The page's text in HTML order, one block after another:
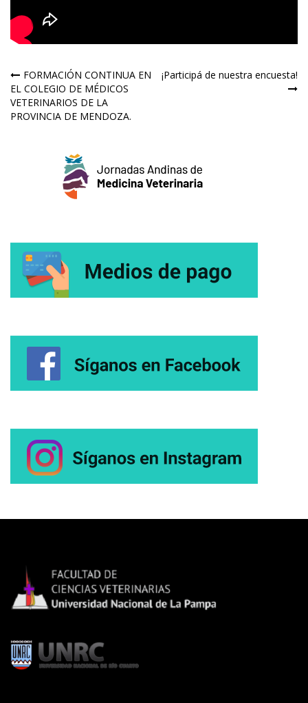
Navegación
de
entradas
FORMACIÓN CONTINUA EN
EL COLEGIO DE MÉDICOS
VETERINARIOS DE LA
PROVINCIA DE MENDOZA.
¡Participá de nuestra encuesta!